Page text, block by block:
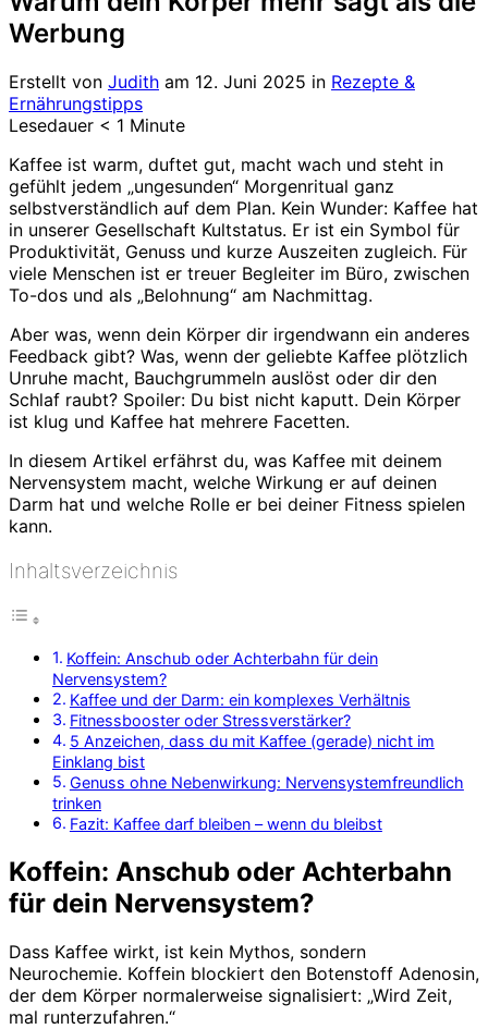
Werbung
Erstellt von Judith am 12. Juni 2025 in Rezepte &
Ernährungstipps
Lesedauer < 1 Minute
Kaffee ist warm, duftet gut, macht wach und steht in
gefühlt jedem „ungesunden“ Morgenritual ganz
selbstverständlich auf dem Plan. Kein Wunder: Kaffee hat
in unserer Gesellschaft Kultstatus. Er ist ein Symbol für
Produktivität, Genuss und kurze Auszeiten zugleich. Für
viele Menschen ist er treuer Begleiter im Büro, zwischen
To-dos und als „Belohnung“ am Nachmittag.
Aber was, wenn dein Körper dir irgendwann ein anderes
Feedback gibt? Was, wenn der geliebte Kaffee plötzlich
Unruhe macht, Bauchgrummeln auslöst oder dir den
Schlaf raubt? Spoiler: Du bist nicht kaputt. Dein Körper
ist klug und Kaffee hat mehrere Facetten.
In diesem Artikel erfährst du, was Kaffee mit deinem
Nervensystem macht, welche Wirkung er auf deinen
Darm hat und welche Rolle er bei deiner Fitness spielen
kann.
Inhaltsverzeichnis
Koffein: Anschub oder Achterbahn für dein
Nervensystem?
Kaffee und der Darm: ein komplexes Verhältnis
Fitnessbooster oder Stressverstärker?
5 Anzeichen, dass du mit Kaffee (gerade) nicht im
Einklang bist
Genuss ohne Nebenwirkung: Nervensystemfreundlich
trinken
Fazit: Kaffee darf bleiben – wenn du bleibst
Koffein: Anschub oder Achterbahn
für dein Nervensystem?
Dass Kaffee wirkt, ist kein Mythos, sondern
Neurochemie. Koffein blockiert den Botenstoff Adenosin,
der dem Körper normalerweise signalisiert: „Wird Zeit,
mal runterzufahren.“